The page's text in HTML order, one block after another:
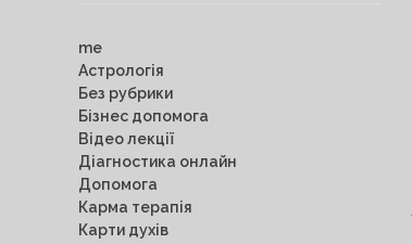
me
Астрологія
Без рубрики
Бізнес допомога
Відео лекції
Діагностика онлайн
Допомога
Карма терапія
Карти духів